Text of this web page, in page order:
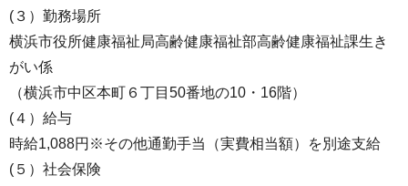
(３）勤務場所
横浜市役所健康福祉局高齢健康福祉部高齢健康福祉課生き
がい係
（横浜市中区本町６丁目50番地の10・16階）
(４）給与
時給1,088円※その他通勤手当（実費相当額）を別途支給
(５）社会保険